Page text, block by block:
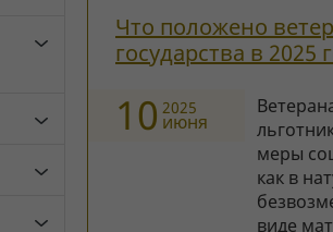
Что положено
государства в 2025
10 июня
2025
меры
как в
виде